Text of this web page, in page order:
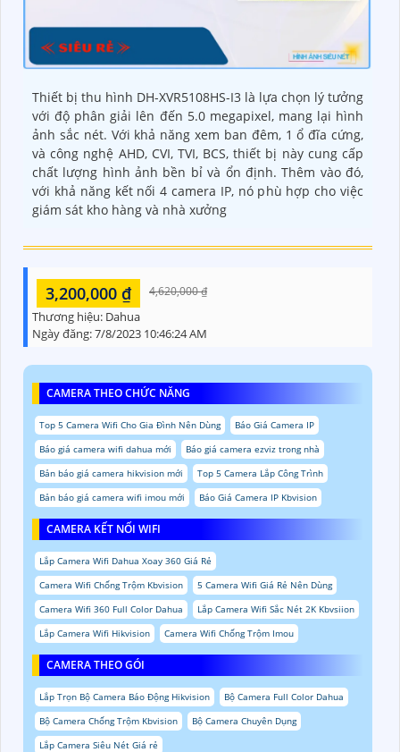
Thiết bị thu hình DH-XVR5108HS-I3 là lựa chọn lý tưởng
với độ phân giải lên đến 5.0 megapixel, mang lại hình
ảnh sắc nét. Với khả năng xem ban đêm, 1 ổ đĩa cứng,
và công nghệ AHD, CVI, TVI, BCS, thiết bị này cung cấp
chất lượng hình ảnh bền bỉ và ổn định. Thêm vào đó,
với khả năng kết nối 4 camera IP, nó phù hợp cho việc
giám sát kho hàng và nhà xưởng
3,200,000 ₫ 4,620,000 ₫
Thương hiệu: Dahua
Ngày đăng:7/8/2023 10:46:24 AM
CAMERA THEO CHỨC NĂNG
Top 5 Camera Wifi Cho Gia Đình Nên Dùng
Báo Giá Camera IP
Báo giá camera wifi dahua mới
Báo giá camera ezviz trong nhà
Bản báo giá camera hikvision mới
Top 5 Camera Lắp Công Trình
Bản báo giá camera wifi imou mới
Báo Giá Camera IP Kbvision
CAMERA KẾT NỐI WIFI
Lắp Camera Wifi Dahua Xoay 360 Giá Rẻ
Camera Wifi Chống Trộm Kbvision
5 Camera Wifi Giá Rẻ Nên Dùng
Camera Wifi 360 Full Color Dahua
Lắp Camera Wifi Sắc Nét 2K Kbvsiion
Lắp Camera Wifi Hikvision
Camera Wifi Chống Trộm Imou
CAMERA THEO GÓI
Lắp Trọn Bộ Camera Báo Động Hikvision
Bộ Camera Full Color Dahua
Bộ Camera Chống Trộm Kbvision
Bộ Camera Chuyên Dụng
Lắp Camera Siêu Nét Giá rẻ